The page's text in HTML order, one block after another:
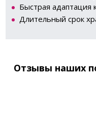
Быстрая адаптация
Длительный срок
Отзывы наших